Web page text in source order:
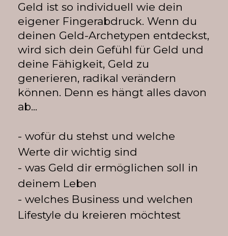
Geld ist so individuell wie dein
eigener Fingerabdruck. Wenn du
deinen Geld-Archetypen entdeckst,
wird sich dein Gefühl für Geld und
deine Fähigkeit, Geld zu
generieren, radikal verändern
können. Denn es hängt alles davon
ab...
- wofür du stehst und welche
Werte dir wichtig sind
- was Geld dir ermöglichen soll in
deinem Leben
- welches Business und welchen
Lifestyle du kreieren möchtest